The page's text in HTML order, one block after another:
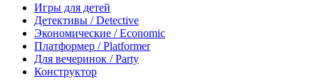
Игры для детей
Детективы / Detective
Экономические / Economic
Платформер / Platformer
Для вечеринок / Party
Конструктор